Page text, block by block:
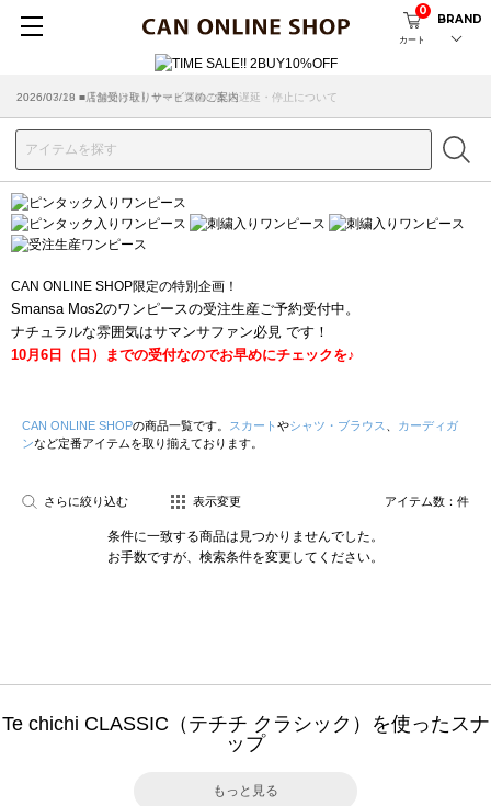
カート
0
BRAND
2026/07/29 ■【お知らせ】ヤマト運輸の配送遅延・停止について
2026/03/18 ■店舗受け取りサービスのご案内
CAN ONLINE SHOP限定の特別企画！
Smansa Mos2のワンピースの受注生産ご予約受付中。
ナチュラルな雰囲気はサマンサファン必見 です！
10月6日（日）までの受付なのでお早めにチェックを♪
CAN ONLINE SHOPの商品一覧です。 スカート やシャツ・ブラウス
カーディガ
ンなど定番アイテムを取り揃えております。
さらに絞り込む 表示変更 アイテム数： 件
条件に一致する商品は見つかりませんでした。
お手数ですが、検索条件を変更してください。
Te chichi CLASSIC（テチチ クラシック）を使ったスナ
ップ
もっと見る